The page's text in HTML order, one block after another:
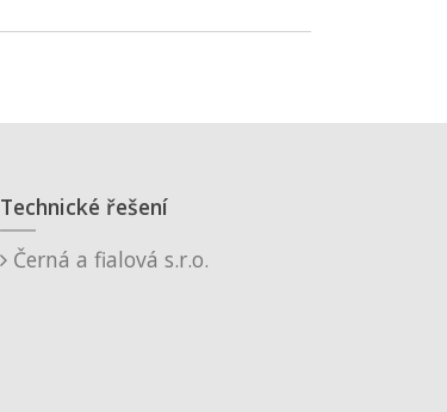
Technické řešení
Černá a fialová s.r.o.